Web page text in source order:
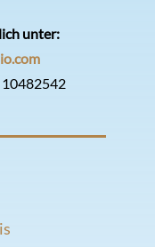
unter: